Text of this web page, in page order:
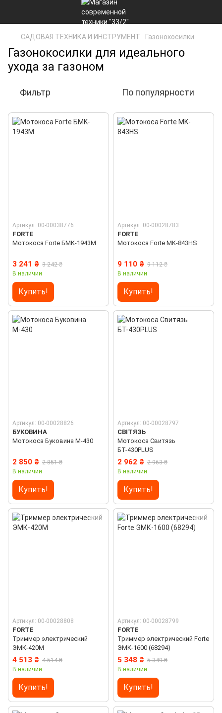
САДОВАЯ ТЕХНИКА И ИНСТРУМЕНТ Газонокосилки
Газонокосилки для идеального
ухода за газоном
Фильтр По популярности
Артикул: 00-00038776
FORTE
Мотокосa Forte БMK-1943М
3 241 ₴ 3 242 ₴
В наличии
Купить!
Артикул: 00-00028783
FORTE
Мотокосa Forte MK-843HS
9 110 ₴ 9 112 ₴
В наличии
Купить!
Артикул: 00-00028826
БУКОВИНА
Мотокоса Буковина М-430
2 850 ₴ 2 851 ₴
В наличии
Купить!
Артикул: 00-00028797
СВІТЯЗЬ
Мотокосa Свитязь
БТ-430PLUS
2 962 ₴ 2 963 ₴
В наличии
Купить!
Артикул: 00-00028808
FORTE
Триммер электрический
ЭМК-420М
4 513 ₴ 4 514 ₴
В наличии
Купить!
Артикул: 00-00028799
FORTE
Триммер электрический Forte
ЭМК-1600 (68294)
5 348 ₴ 5 349 ₴
В наличии
Купить!